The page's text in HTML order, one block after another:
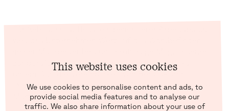
This website uses cookies
We use cookies to personalise content and ads, to
provide social media features and to analyse our
traffic. We also share information about your use of
zur beruflichen Weiterentwicklung bietet. Boksi
unterstützt die Vereinbarkeit von Berufs- und
Privatleben und bietet flexible Arbeitszeiten und die
Möglichkeit der Fernarbeit.